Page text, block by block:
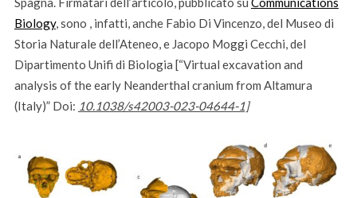
Biology, sono , infatti, anche Fabio Di Vincenzo, del Museo di
Storia Naturale dell’Ateneo, e Jacopo Moggi Cecchi, del
Dipartimento Unifi di Biologia [“Virtual excavation and
analysis of the early Neanderthal cranium from Altamura
(Italy)” Doi: 10.1038/s42003-023-04644-1]